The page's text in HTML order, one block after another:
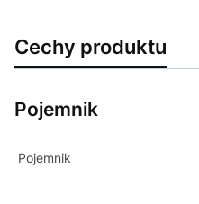
Cechy produktu
Pojemnik
Pojemnik